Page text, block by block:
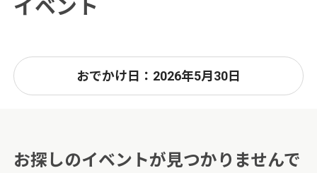
イベント
おでかけ日：2026年5月30日
お探しのイベントが見つかりませんで